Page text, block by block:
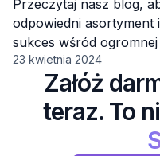
Przeczytaj nasz blog,
odpowiedni asortyment
sukces wśród
23 kwietnia 2024
Załóż
teraz. To